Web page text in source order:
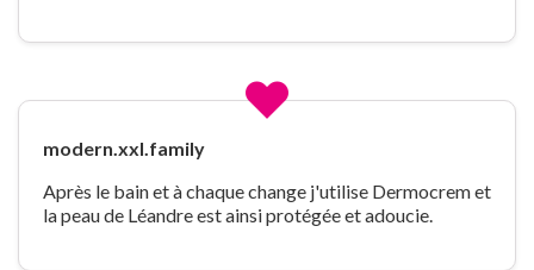
modern.xxl.family
Après le bain et à chaque change j'utilise Dermocrem et
la peau de Léandre est ainsi protégée et adoucie.